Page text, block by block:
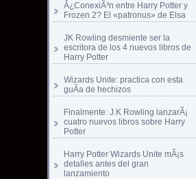
Â¿ConexiÃ³n entre Harry Potter y
Frozen 2? El «patronus» de Elsa
JK Rowling desmiente ser la
escritora de los 4 nuevos libros de
Harry Potter
Wizards Unite: practica con esta
guÃ­a de hechizos
Finalmente: J.K Rowling lanzarÃ¡
cuatro nuevos libros sobre Harry
Potter
Harry Potter Wizards Unite mÃ¡s
detalles antes del gran
lanzamiento